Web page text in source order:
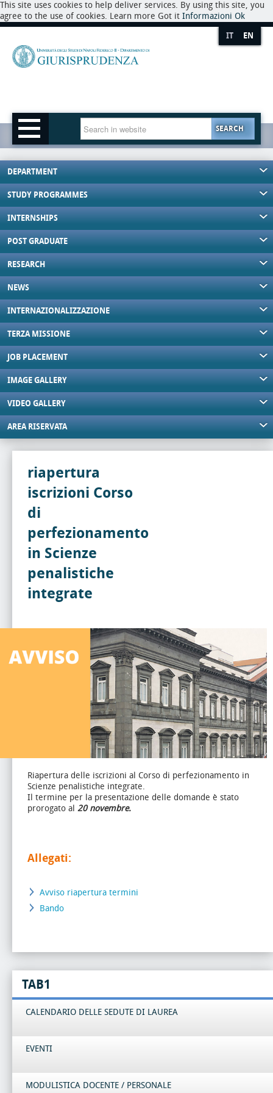
This site uses cookies to help deliver services. By using this site, you
agree to the use of cookies. Learn more Got it Informazioni Ok
IT EN
SEARCH
DEPARTMENT
STUDY PROGRAMMES
INTERNSHIPS
POST GRADUATE
RESEARCH
NEWS
INTERNAZIONALIZZAZIONE
TERZA MISSIONE
JOB PLACEMENT
IMAGE GALLERY
VIDEO GALLERY
AREA RISERVATA
riapertura
iscrizioni Corso
di
perfezionamento
in Scienze
penalistiche
integrate
Riapertura delle iscrizioni al Corso di perfezionamento in
Scienze penalistiche integrate.
Il termine per la presentazione delle domande è stato
prorogato al 20 novembre.
Allegati:
Avviso riapertura termini
Bando
TAB1
CALENDARIO DELLE SEDUTE DI LAUREA
EVENTI
MODULISTICA DOCENTE / PERSONALE